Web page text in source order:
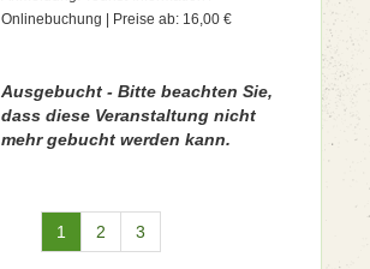
Onlinebuchung | Preise ab: 16,00 €
Ausgebucht - Bitte beachten Sie,
dass diese Veranstaltung nicht
mehr gebucht werden kann.
1 2 3